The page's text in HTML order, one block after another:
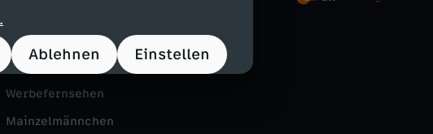
Ablehnen Einstellen
Presseportal
ZDF goes Schule
Werbefernsehen
Mainzelmännchen